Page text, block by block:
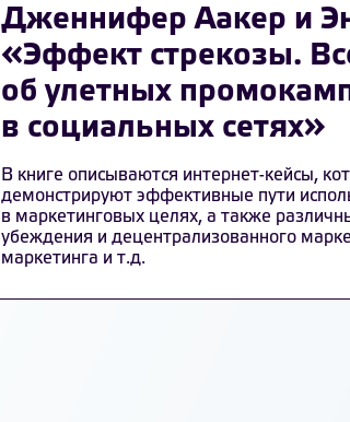
Дженнифер Аакер и
«Эффект стрекозы.
об улетных
в социальных сетях»
В книге описываются интернет-кейсы,
демонстрируют эффективные пути
в маркетинговых целях, а также
убеждения и децентрализованного
маркетинга и т.д.